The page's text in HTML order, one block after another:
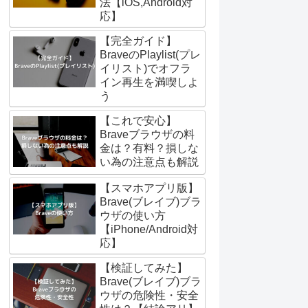
応】
【完全ガイド】
BraveのPlaylist(プレ
イリスト)でオフラ
イン再生を満喫しよ
う
【これで安心】
Braveブラウザの料
金は？有料？損しな
い為の注意点も解説
【スマホアプリ版】
Brave(ブレイブ)ブラ
ウザの使い方
【iPhone/Android対
応】
【検証してみた】
Brave(ブレイブ)ブラ
ウザの危険性・安全